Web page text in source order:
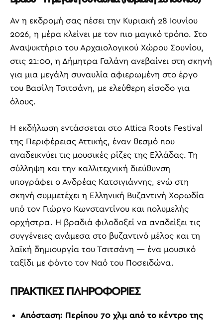
Αν η εκδρομή σας πέσει την Κυριακή 28 Ιουνίου
2026, η μέρα κλείνει με τον πιο μαγικό τρόπο. Στο
Αναψυκτήριο του Αρχαιολογικού Χώρου Σουνίου,
στις 21:00, η Δήμητρα Γαλάνη ανεβαίνει στη σκηνή
για μια μεγάλη συναυλία αφιερωμένη στο έργο
του Βασίλη Τσιτσάνη, με ελεύθερη είσοδο για
όλους.
Η εκδήλωση εντάσσεται στο Attica Roots Festival
της Περιφέρειας Αττικής, έναν θεσμό που
αναδεικνύει τις μουσικές ρίζες της Ελλάδας. Τη
σύλληψη και την καλλιτεχνική διεύθυνση
υπογράφει ο Ανδρέας Κατσιγιάννης, ενώ στη
σκηνή συμμετέχει η Ελληνική Βυζαντινή Χορωδία
υπό τον Γιώργο Κωνσταντίνου και πολυμελής
ορχήστρα. Η βραδιά φιλοδοξεί να αναδείξει τις
συγγένειες ανάμεσα στο βυζαντινό μέλος και τη
λαϊκή δημιουργία του Τσιτσάνη — ένα μουσικό
ταξίδι με φόντο τον Ναό του Ποσειδώνα.
ΠΡΑΚΤΙΚΕΣ ΠΛΗΡΟΦΟΡΙΕΣ
Απόσταση: Περίπου 70 χλμ από το κέντρο της